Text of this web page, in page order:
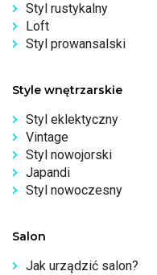
Styl rustykalny
Loft
Styl prowansalski
Style wnętrzarskie
Styl eklektyczny
Vintage
Styl nowojorski
Japandi
Styl nowoczesny
Salon
Jak urządzić salon?